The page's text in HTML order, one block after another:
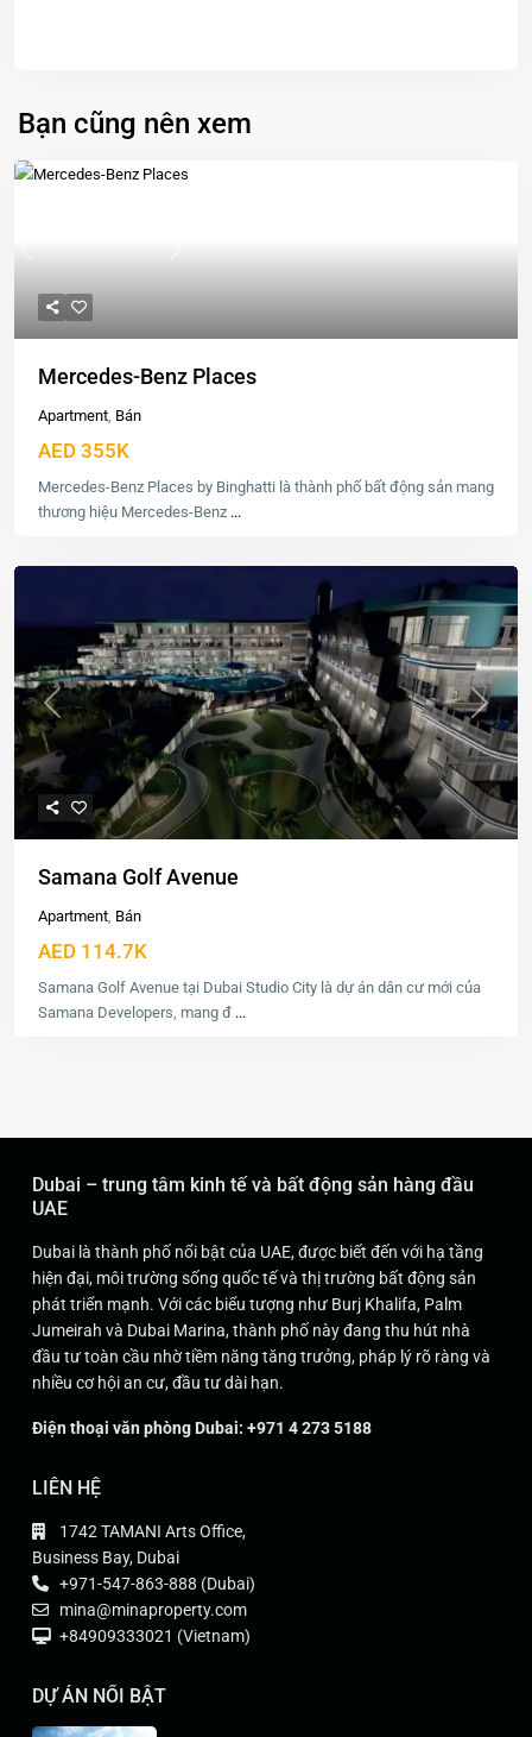
Bạn cũng nên xem
Previous Next
Mercedes-Benz Places
Apartment Bán
AED 355K
Mercedes-Benz Places by Binghatti là thành phố bất động sản mang
thương hiệu Mercedes-Benz ...
Previous Next
Samana Golf Avenue
Apartment Bán
AED 114.7K
Samana Golf Avenue tại Dubai Studio City là dự án dân cư mới của
Samana Developers, mang đ ...
Dubai – trung tâm kinh tế và bất động sản hàng đầu
UAE
Dubai là thành phố nổi bật của UAE, được biết đến với hạ tầng
hiện đại, môi trường sống quốc tế và thị trường bất động sản
phát triển mạnh. Với các biểu tượng như Burj Khalifa, Palm
Jumeirah và Dubai Marina, thành phố này đang thu hút nhà
đầu tư toàn cầu nhờ tiềm năng tăng trưởng, pháp lý rõ ràng và
nhiều cơ hội an cư, đầu tư dài hạn.
Điện thoại văn phòng Dubai: +971 4 273 5188
LIÊN HỆ
1742 TAMANI Arts Office,
Business Bay, Dubai
+971-547-863-888 (Dubai)
mina@minaproperty.com
+84909333021 (Vietnam)
DỰ ÁN NỔI BẬT